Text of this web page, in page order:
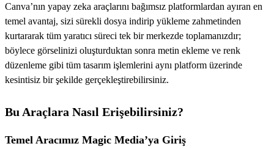
Canva’nın yapay zeka araçlarını bağımsız platformlardan ayıran en
temel avantaj, sizi sürekli dosya indirip yükleme zahmetinden
kurtararak tüm yaratıcı süreci tek bir merkezde toplamanızdır;
böylece görselinizi oluşturduktan sonra metin ekleme ve renk
düzenleme gibi tüm tasarım işlemlerini aynı platform üzerinde
kesintisiz bir şekilde gerçekleştirebilirsiniz.
Bu Araçlara Nasıl Erişebilirsiniz?
Temel Aracımız Magic Media’ya Giriş